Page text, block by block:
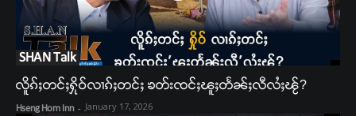
SHAN Talk
လိူၵ်ႈတင်ႈႁိုဝ်လၢၵ်ႈတင်ႈ ၶတ်းၸင်ႈၽူႈတႅၼ်ႈလီလႆႈၽႂ်?
Hseng Hom Inn - January 17, 2026